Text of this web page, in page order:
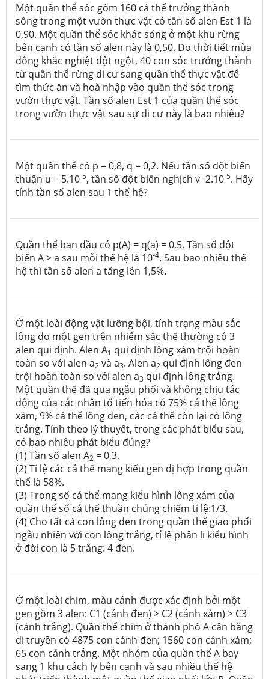
Một quần thể sóc gồm 160 cá thể trưởng thành
sống trong một vườn thực vật có tần số alen Est 1 là
0,90. Một quần thể sóc khác sống ở một khu rừng
bên cạnh có tần số alen này là 0,50. Do thời tiết mùa
đông khắc nghiệt đột ngột, 40 con sóc trưởng thành
từ quần thể rừng di cư sang quần thể thực vật để
tìm thức ăn và hoà nhập vào quần thể sóc trong
vườn thực vật. Tần số alen Est 1 của quần thể sóc
trong vườn thực vật sau sự di cư này là bao nhiêu?
Một quần thể có p = 0,8, q = 0,2. Nếu tần số đột biến
thuận u = 5.10-5, tần số đột biến nghịch v=2.10-5. Hãy
tính tần số alen sau 1 thế hệ?
Quần thể ban đầu có p(A) = q(a) = 0,5. Tần số đột
biến A > a sau mỗi thế hệ là 10-4. Sau bao nhiêu thế
hệ thì tần số alen a tăng lên 1,5%.
Ở một loài động vật lưỡng bội, tính trạng màu sắc
lông do một gen trên nhiễm sắc thể thường có 3
alen qui định. Alen A1 qui định lông xám trội hoàn
toàn so với alen a2 và a3. Alen a2 qui định lông đen
trội hoàn toàn so với alen a3 qui định lông trắng.
Một quần thể đã qua ngẫu phối và không chịu tác
động của các nhân tố tiến hóa có 75% cá thể lông
xám, 9% cá thể lông đen, các cá thể còn lại có lông
trắng. Tính theo lý thuyết, trong các phát biểu sau,
có bao nhiêu phát biểu đúng?
(1) Tần số alen A2 = 0,3.
(2) Tỉ lệ các cá thể mang kiểu gen dị hợp trong quần
thể là 58%.
(3) Trong số cá thể mang kiểu hình lông xám của
quần thể số cá thể thuần chủng chiếm tỉ lệ:1/3.
(4) Cho tất cả con lông đen trong quần thể giao phối
ngẫu nhiên với con lông trắng, tỉ lệ phân li kiểu hình
ở đời con là 5 trắng: 4 đen.
Ở một loài chim, màu cánh được xác định bởi một
gen gồm 3 alen: C1 (cánh đen) > C2 (cánh xám) > C3
(cánh trắng). Quần thể chim ở thành phố A cân bằng
di truyền có 4875 con cánh đen; 1560 con cánh xám;
65 con cánh trắng. Một nhóm của quần thể A bay
sang 1 khu cách ly bên cạnh và sau nhiều thế hệ